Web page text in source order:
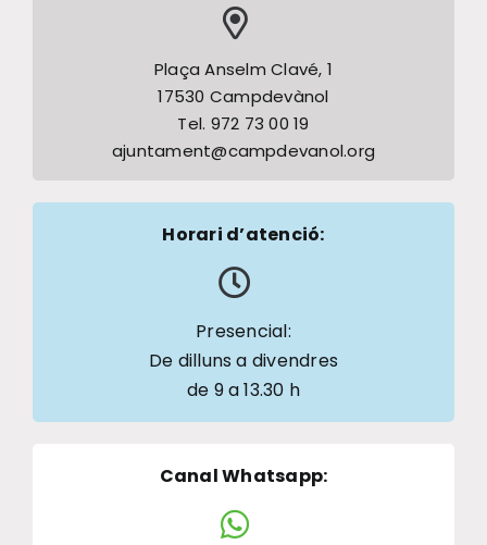
Plaça Anselm Clavé, 1
17530 Campdevànol
Tel. 972 73 00 19
ajuntament@campdevanol.org
Horari d’atenció:
Presencial:
De dilluns a divendres
de 9 a 13.30 h
Canal Whatsapp: